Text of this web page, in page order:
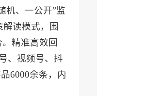
机、一公开”监
读模式，围
精准高效回
、视频号、抖
6000余条，内